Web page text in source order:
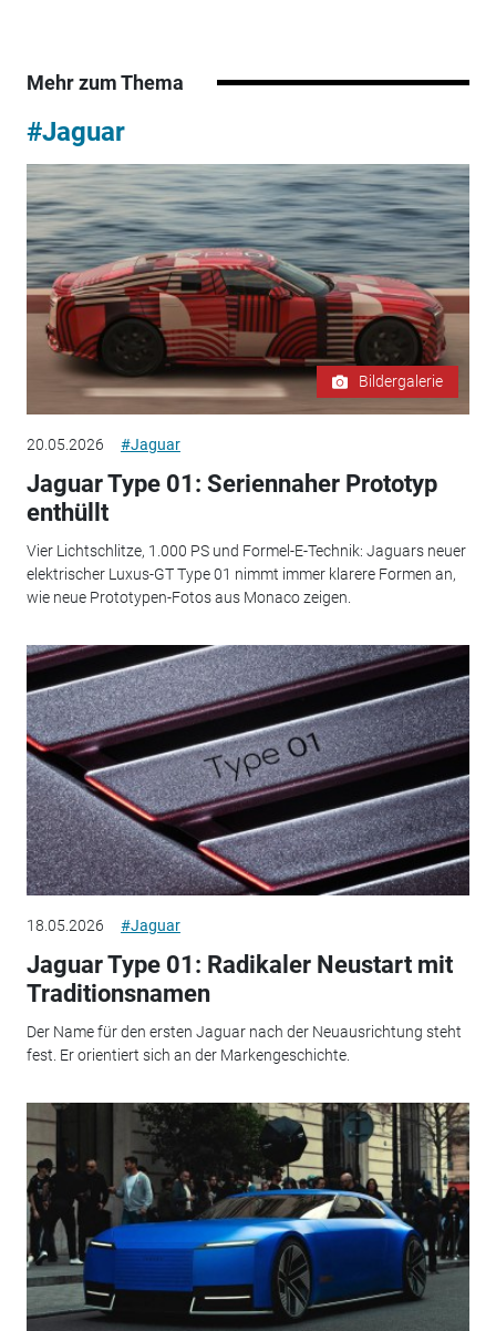
Mehr zum Thema
#Jaguar
Bildergalerie
20.05.2026 #Jaguar
Jaguar Type 01: Seriennaher Prototyp
enthüllt
Vier Lichtschlitze, 1.000 PS und Formel-E-Technik: Jaguars neuer
elektrischer Luxus-GT Type 01 nimmt immer klarere Formen an,
wie neue Prototypen-Fotos aus Monaco zeigen.
18.05.2026 #Jaguar
Jaguar Type 01: Radikaler Neustart mit
Traditionsnamen
Der Name für den ersten Jaguar nach der Neuausrichtung steht
fest. Er orientiert sich an der Markengeschichte.